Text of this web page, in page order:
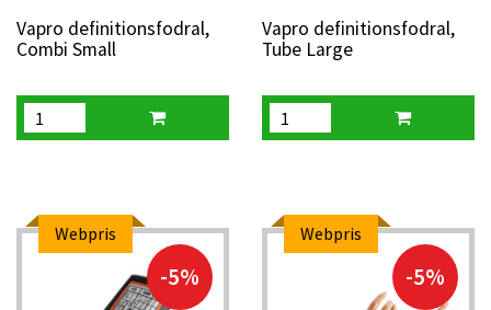
Vapro definitionsfodral,
Combi Small
Vapro definitionsfodral,
Tube Large
Webpris
-5%
Webpris
-5%